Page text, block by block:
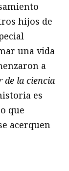
hijos de
una vida
a
de la ciencia
es
que
acerquen